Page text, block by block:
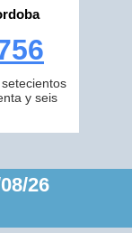
y seis
26